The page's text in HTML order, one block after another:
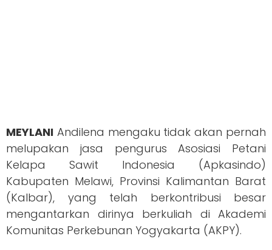
MEYLANI Andilena mengaku tidak akan pernah
melupakan jasa pengurus Asosiasi Petani
Kelapa Sawit Indonesia (Apkasindo)
Kabupaten Melawi, Provinsi Kalimantan Barat
(Kalbar), yang telah berkontribusi besar
mengantarkan dirinya berkuliah di Akademi
Komunitas Perkebunan Yogyakarta (AKPY).